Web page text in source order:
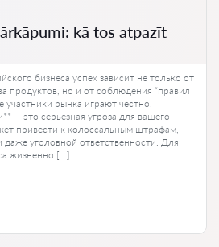
kā tos atpazīt
бизнеса успех зависит не только от
продуктов, но и от соблюдения “правил
участники рынка играют честно.
— это серьезная угроза для вашего
привести к колоссальным штрафам,
уголовной ответственности. Для
жизненно […]